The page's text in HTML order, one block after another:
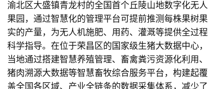
渝北区大盛镇青龙村的全国首个丘陵山地数字化无人
果园，通过智慧化的管理平台可提前推测每株果树果
实的产量，为无人机施肥、用药、灌溉等提供全过程
科学指导。在位于荣昌区的国家级生猪大数据中心，
当地通过搭建智慧养殖管理、畜禽粪污资源化利用、
猪肉溯源大数据等智慧畜牧综合服务平台，构建起覆
盖全国各区域、产业全链条的数据采集体系，减少了